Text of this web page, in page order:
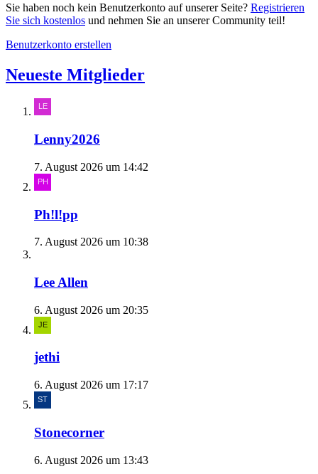
Sie haben noch kein Benutzerkonto auf unserer Seite? Registrieren
Sie sich kostenlos und nehmen Sie an unserer Community teil!
Benutzerkonto erstellen
Neueste Mitglieder
Lenny2026
7. August 2026 um 14:42
Ph!l!pp
7. August 2026 um 10:38
Lee Allen
6. August 2026 um 20:35
jethi
6. August 2026 um 17:17
Stonecorner
6. August 2026 um 13:43